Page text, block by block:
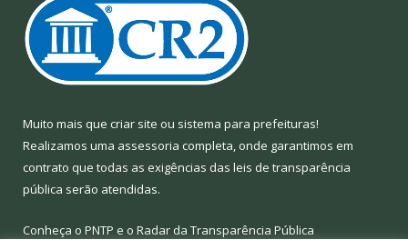
Muito mais que criar site ou sistema para prefeituras!
Realizamos uma assessoria completa, onde garantimos em
contrato que todas as exigências das leis de transparência
pública serão atendidas.
Conheça o PNTP e o Radar da Transparência Pública